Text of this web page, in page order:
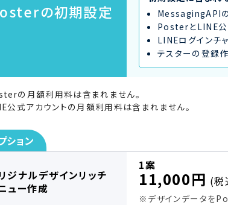
の初期設定
MessagingAPI
PosterとLINE公
LINEログインチ
テスターの登録
の月額利用料は含まれません。
公式アカウントの月額利用料は含まれません。
ション
ジナルデザインリッチ
ュー作成
1案
11,000円 (税
※デザインデータを